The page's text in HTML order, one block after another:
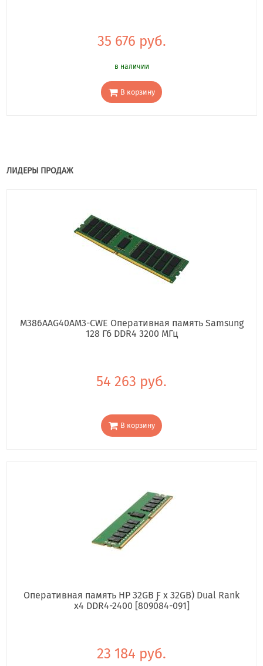
35 676 руб.
в наличии
В корзину
ЛИДЕРЫ ПРОДАЖ
M386AAG40AM3-CWE Оперативная память Samsung
128 Гб DDR4 3200 МГц
54 263 руб.
В корзину
Оперативная память HP 32GB Ƒ x 32GB) Dual Rank
x4 DDR4-2400 [809084-091]
23 184 руб.